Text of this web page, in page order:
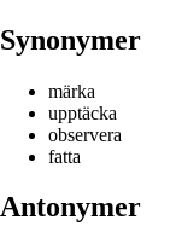
Synonymer
märka
upptäcka
observera
fatta
Antonymer